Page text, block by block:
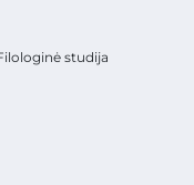
studija